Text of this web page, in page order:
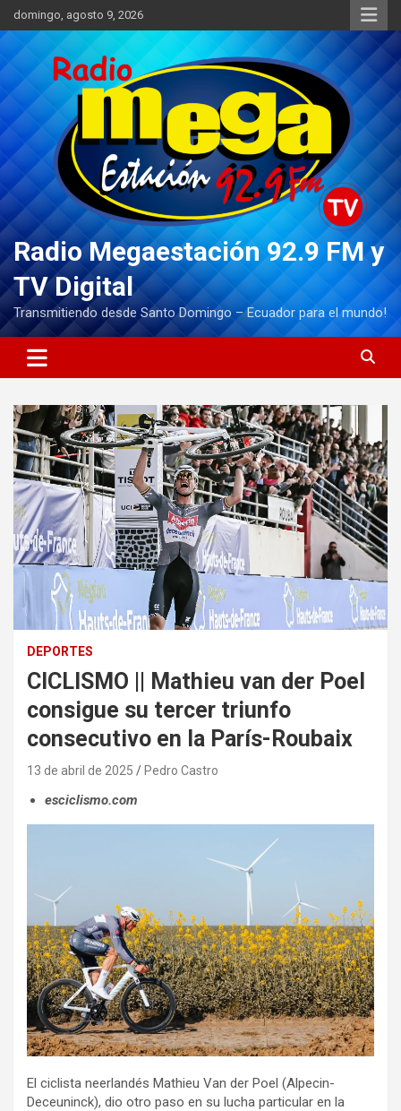
Saltar
al
contenido
domingo, agosto 9, 2026
Radio Megaestación 92.9 FM y
TV Digital
Transmitiendo desde Santo Domingo – Ecuador para el mundo!
DEPORTES
CICLISMO || Mathieu van der Poel
consigue su tercer triunfo
consecutivo en la París-Roubaix
13 de abril de 2025 Pedro Castro
esciclismo.com
El ciclista neerlandés Mathieu Van der Poel (Alpecin-
Deceuninck), dio otro paso en su lucha particular en la